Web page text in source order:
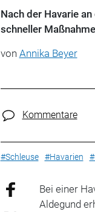
Nach der Havarie
schneller
von Annika Beyer
Kommentare
#Schleuse #Havarien
Bei einer
Aldegund